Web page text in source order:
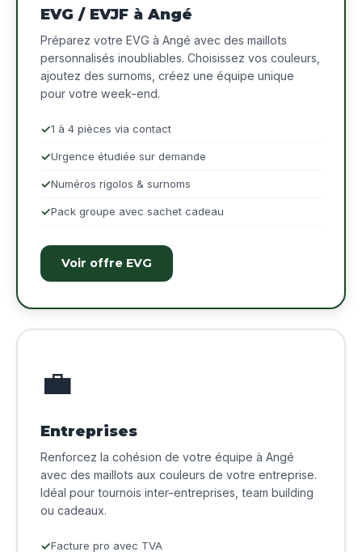
EVG / EVJF à Angé
Préparez votre EVG à Angé avec des maillots
personnalisés inoubliables. Choisissez vos couleurs,
ajoutez des surnoms, créez une équipe unique
pour votre week-end.
1 à 4 pièces via contact
Urgence étudiée sur demande
Numéros rigolos & surnoms
Pack groupe avec sachet cadeau
Voir offre EVG
💼
Entreprises
Renforcez la cohésion de votre équipe à Angé
avec des maillots aux couleurs de votre entreprise.
Idéal pour tournois inter-entreprises, team building
ou cadeaux.
Facture pro avec TVA